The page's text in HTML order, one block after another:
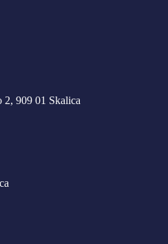
2, 909 01 Skalica